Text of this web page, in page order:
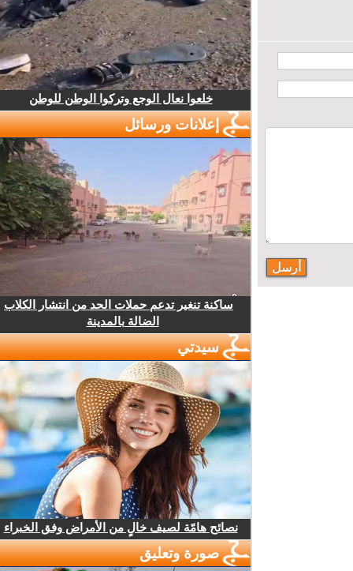
خلعوا نعال الوجع وتركوا الوطن للوطن
إعلانات ورسائل
ساكنة تنغير تدعم حملات الحد من انتشار الكلاب
الضالة بالمدينة
سيدتي
نصائح هامّة لصيف خالٍ من الأمراض وفق الخبراء
صورة وتعليق